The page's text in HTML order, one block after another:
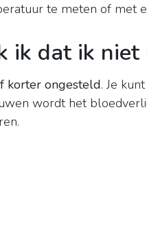
te meten of met
ik dat ik
korter ongesteld. Je
wordt het